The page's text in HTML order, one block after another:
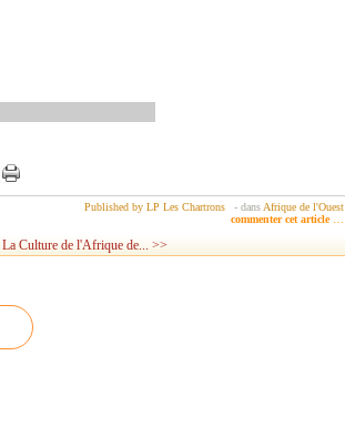
Published by LP Les Chartrons - dans Afrique de l'Ouest
commenter cet article
La Culture de l'Afrique de... >>